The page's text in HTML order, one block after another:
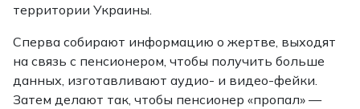
территории Украины.
Сперва собирают информацию о жертве, выходят
на связь с пенсионером, чтобы получить больше
данных, изготавливают аудио- и видео-фейки.
Затем делают так, чтобы пенсионер «пропал» —